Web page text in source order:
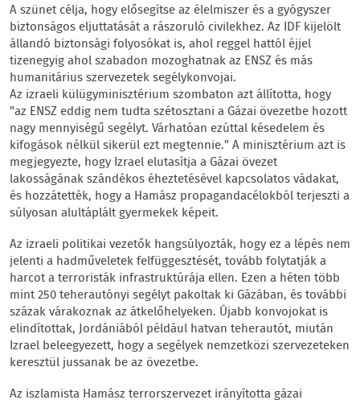
A szünet célja, hogy elősegítse az élelmiszer és a gyógyszer
biztonságos eljuttatását a rászoruló civilekhez. Az IDF kijelölt
állandó biztonsági folyosókat is, ahol reggel hattól éjjel
tizenegyig ahol szabadon mozoghatnak az ENSZ és más
humanitárius szervezetek segélykonvojai.
Az izraeli külügyminisztérium szombaton azt állította, hogy
"az ENSZ eddig nem tudta szétosztani a Gázai övezetbe hozott
nagy mennyiségű segélyt. Várhatóan ezúttal késedelem és
kifogások nélkül sikerül ezt megtennie." A minisztérium azt is
megjegyezte, hogy Izrael elutasítja a Gázai övezet
lakosságának szándékos éheztetésével kapcsolatos vádakat,
és hozzátették, hogy a Hamász propagandacélokból terjeszti a
súlyosan alultáplált gyermekek képeit.
Az izraeli politikai vezetők hangsúlyozták, hogy ez a lépés nem
jelenti a hadműveletek felfüggesztését, tovább folytatják a
harcot a terroristák infrastruktúrája ellen. Ezen a héten több
mint 250 teherautónyi segélyt pakoltak ki Gázában, és további
százak várakoznak az átkelőhelyeken. Újabb konvojokat is
elindítottak, Jordániából például hatvan teherautót, miután
Izrael beleegyezett, hogy a segélyek nemzetközi szervezeteken
keresztül jussanak be az övezetbe.
Az iszlamista Hamász terrorszervezet irányította gázai